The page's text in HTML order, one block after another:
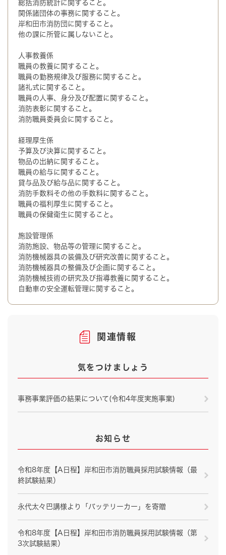
総括消防統計に関すること。
関係諸団体の事務に関すること。
岸和田市消防団に関すること。
他の課に所管に属しないこと。
人事教養係
職員の教養に関すること。
職員の勤務規律及び服務に関すること。
諸礼式に関すること。
職員の人事、身分及び配置に関すること。
消防表彰に関すること。
消防職員委員会に関すること。
経理厚生係
予算及び決算に関すること。
物品の出納に関すること。
職員の給与に関すること。
貸与品及び給与品に関すること。
消防手数料その他の手数料に関すること。
職員の福利厚生に関すること。
職員の保健衛生に関すること。
施設管理係
消防施設、物品等の管理に関すること。
消防機械器具の装備及び研究改善に関すること。
消防機械器具の整備及び企画に関すること。
消防機械技術の研究及び指導教養に関すること。
自動車の安全運転管理に関すること。
関連情報
気をつけましょう
事務事業評価の結果について(令和4年度実施事業)
お知らせ
令和8年度【A日程】岸和田市消防職員採用試験情報（最
終試験結果）
永代太々巴講様より「バッテリーカー」を寄贈
令和8年度【A日程】岸和田市消防職員採用試験情報（第
3次試験結果）